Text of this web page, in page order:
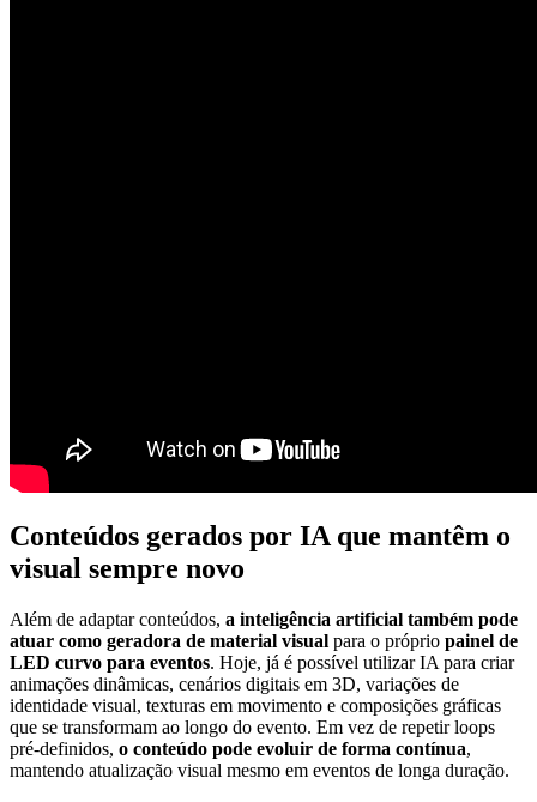
Conteúdos gerados por IA que mantêm o
visual sempre novo
Além de adaptar conteúdos, a inteligência artificial também pode
atuar como geradora de material visual para o próprio painel de
LED curvo para eventos. Hoje, já é possível utilizar IA para criar
animações dinâmicas, cenários digitais em 3D, variações de
identidade visual, texturas em movimento e composições gráficas
que se transformam ao longo do evento. Em vez de repetir loops
pré-definidos, o conteúdo pode evoluir de forma contínua,
mantendo atualização visual mesmo em eventos de longa duração.